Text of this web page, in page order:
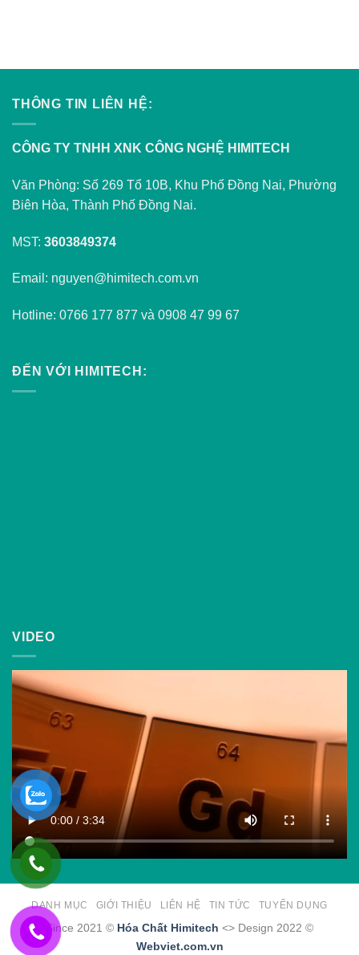
THÔNG TIN LIÊN HỆ:
CÔNG TY TNHH XNK CÔNG NGHỆ HIMITECH
Văn Phòng: Số 269 Tổ 10B, Khu Phố Đồng Nai, Phường
Biên Hòa, Thành Phố Đồng Nai.
MST: 3603849374
Email: nguyen@himitech.com.vn
Hotline: 0766 177 877 và 0908 47 99 67
ĐẾN VỚI HIMITECH:
VIDEO
DANH MỤC GIỚI THIỆU LIÊN HỆ TIN TỨC TUYỂN DỤNG
Since 2021 © Hóa Chất Himitech <> Design 2022 ©
Webviet.com.vn